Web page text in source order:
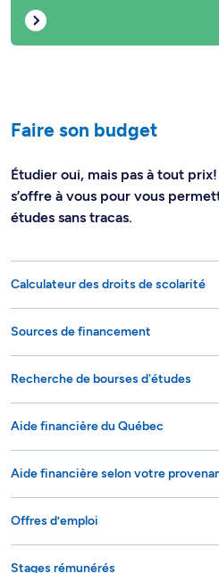
Faire son budget
Étudier oui, mais pas à tout
s’offre à vous pour vous
études sans tracas.
Calculateur des droits de scolarité
Sources de financement
Recherche de bourses d'études
Aide financière du Québec
Aide financière selon votre
Offres d’emploi
Stages rémunérés